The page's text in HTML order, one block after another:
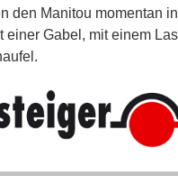
den Manitou momentan
einer Gabel, mit einem